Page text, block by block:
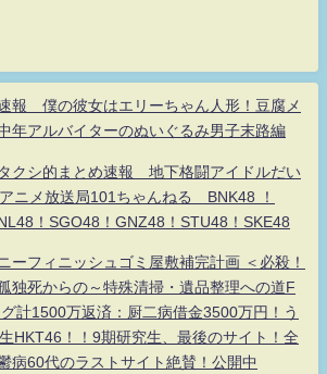
報 僕の彼女はエリーちゃん人形！豆腐メ
年アルバイターのぬいぐるみ男子末路編
クシ的まとめ速報 地下格闘アイドルだい
ニメ放送局101ちゃんねる BNK48 ！
！SGO48！GNZ48！STU48！SKE48
ーフィニッシュゴミ屋敷補完計画 ＜必殺！
独死からの～特殊清掃・遺品整理への道F
計1500万返済：厨二病借金3500万円！う
HKT46！！9期研究生、最後のサイト！全
病60代のラストサイト絶賛！公開中